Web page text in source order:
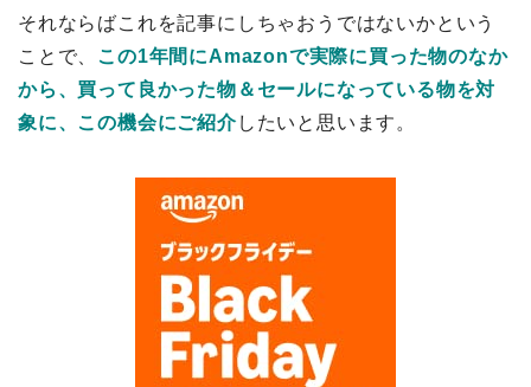
それならばこれを記事にしちゃおうではないかという
ことで、 この1年間にAmazonで実際に買った物のなか
から、買って良かった物＆セールになっている物を対
象に、この機会にご紹介したいと思います。